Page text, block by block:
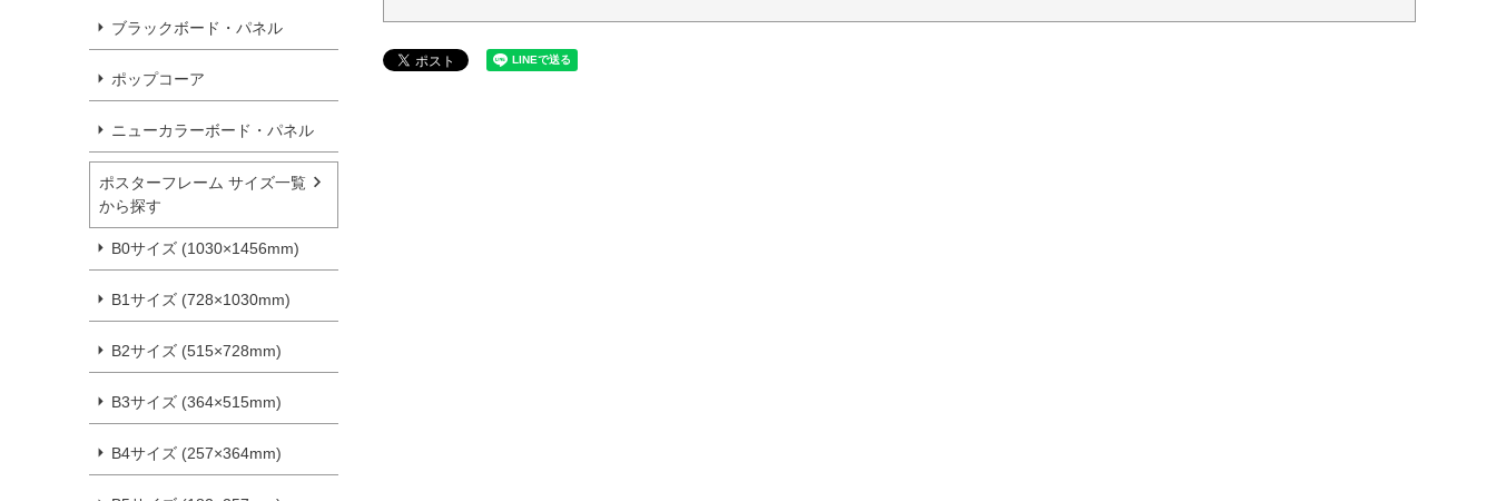
ブラックボード・パネル
ポップコーア
ニューカラーボード・パネル
ポスターフレーム サイズ一覧
から探す
B0サイズ (1030×1456mm)
B1サイズ (728×1030mm)
B2サイズ (515×728mm)
B3サイズ (364×515mm)
B4サイズ (257×364mm)